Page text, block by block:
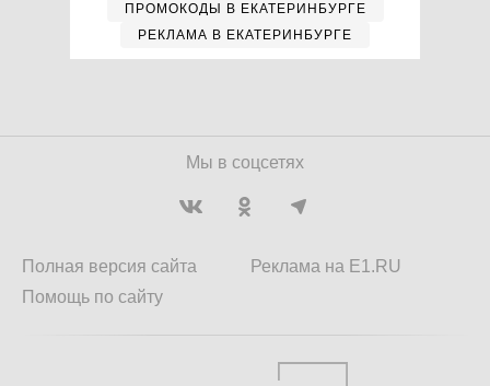
ПРОМОКОДЫ В ЕКАТЕРИНБУРГЕ
РЕКЛАМА В ЕКАТЕРИНБУРГЕ
Мы в соцсетях
Полная версия сайта
Помощь по сайту
Реклама на E1.RU